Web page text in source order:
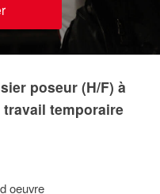
poseur (H/F) à
travail temporaire
oeuvre